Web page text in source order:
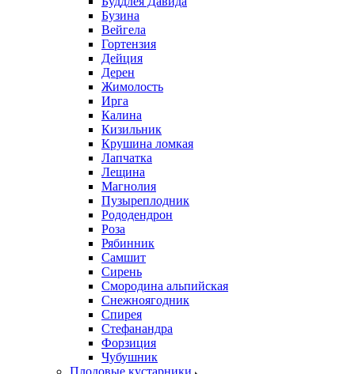
Бузина
Вейгела
Гортензия
Дейция
Дерен
Жимолость
Ирга
Калина
Кизильник
Крушина ломкая
Лапчатка
Лещина
Магнолия
Пузыреплодник
Рододендрон
Роза
Рябинник
Самшит
Сирень
Смородина альпийская
Снежноягодник
Спирея
Стефанандра
Форзиция
Чубушник
Плодовые кустарники